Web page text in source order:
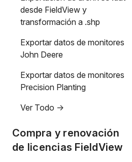
desde FieldView y
transformación a .shp
Exportar datos de monitores
John Deere
Exportar datos de monitores
Precision Planting
Ver Todo ->
Compra y renovación
de licencias FieldView